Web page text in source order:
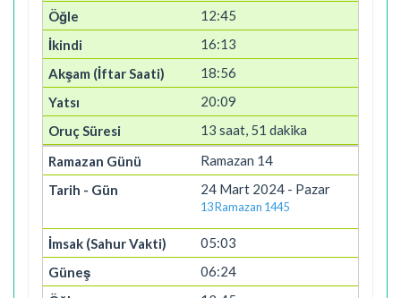
12:45
16:13
18:56
20:09
13 saat, 51 dakika
Ramazan 14
24 Mart 2024 - Pazar
13 Ramazan 1445
05:03
06:24